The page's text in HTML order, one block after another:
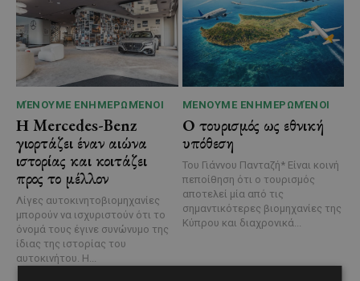
ΜΈΝΟΥΜΕ ΕΝΗΜΕΡΩΜΈΝΟΙ
Η Mercedes-Benz
γιορτάζει έναν αιώνα
ιστορίας και κοιτάζει
προς το μέλλον
Λίγες αυτοκινητοβιομηχανίες
μπορούν να ισχυριστούν ότι το
όνομά τους έγινε συνώνυμο της
ίδιας της ιστορίας του
αυτοκινήτου. Η...
ΜΈΝΟΥΜΕ ΕΝΗΜΕΡΩΜΈΝΟΙ
Ο τουρισμός ως εθνική
υπόθεση
Του Γιάννου Πανταζή* Είναι κοινή
πεποίθηση ότι ο τουρισμός
αποτελεί μία από τις
σημαντικότερες βιομηχανίες της
Κύπρου και διαχρονικά...